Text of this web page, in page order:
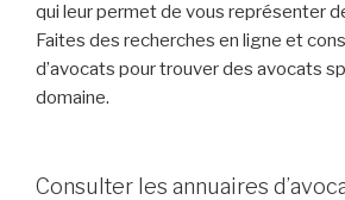
qui leur permet de vous représenter
Faites des recherches en ligne et
d’avocats pour trouver des avocats
domaine.
Consulter les annuaires